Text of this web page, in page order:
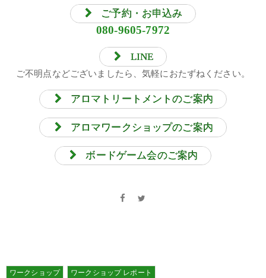
ご予約・お申込み
080-9605-7972
LINE
ご不明点などございましたら、気軽におたずねください。
アロマトリートメントのご案内
アロマワークショップのご案内
ボードゲーム会のご案内
ワークショップ
ワークショップ レポート